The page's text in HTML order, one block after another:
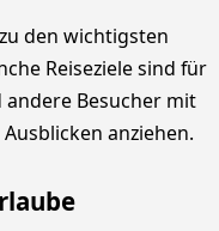
den wichtigsten
Reiseziele sind für
Besucher mit
anziehen.